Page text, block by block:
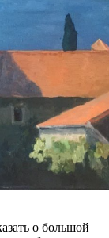
о большой